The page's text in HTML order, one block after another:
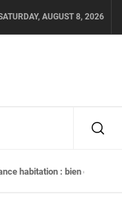
AUGUST 8, 2026
habitation : bien choisir